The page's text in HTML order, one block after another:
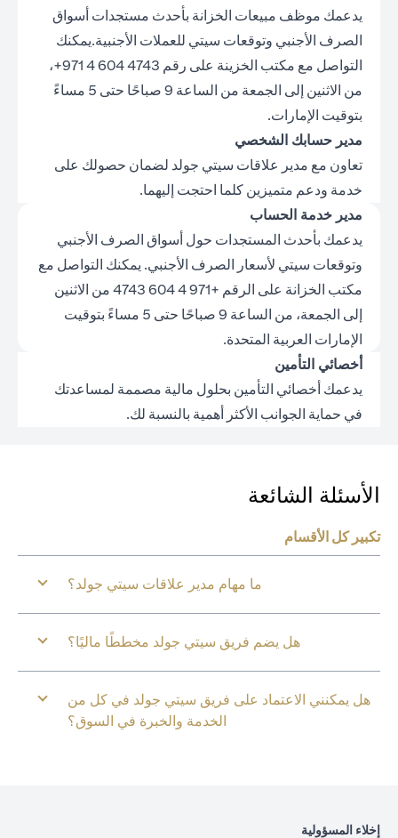
يدعمك موظف مبيعات الخزانة بأحدث مستجدات أسواق
الصرف الأجنبي وتوقعات سيتي للعملات الأجنبية.يمكنك
التواصل مع مكتب الخزينة على رقم 4743 604 4 971+،
من الاثنين إلى الجمعة من الساعة 9 صباحًا حتى 5 مساءً
بتوقيت الإمارات.
مدير حسابك الشخصي
تعاون مع مدير علاقات سيتي جولد لضمان حصولك على
خدمة ودعم متميزين كلما احتجت إليهما.
مدير خدمة الحساب
يدعمك بأحدث المستجدات حول أسواق الصرف الأجنبي
وتوقعات سيتي لأسعار الصرف الأجنبي. يمكنك التواصل مع
مكتب الخزانة على الرقم +971 4 604 4743 من الاثنين
إلى الجمعة، من الساعة 9 صباحًا حتى 5 مساءً بتوقيت
الإمارات العربية المتحدة.
أخصائي التأمين
يدعمك أخصائي التأمين بحلول مالية مصممة لمساعدتك
في حماية الجوانب الأكثر أهمية بالنسبة لك.
الأسئلة الشائعة
تكبير كل الأقسام
ما مهام مدير علاقات سيتي جولد؟
هل يضم فريق سيتي جولد مخططًا ماليًا؟
هل يمكنني الاعتماد على فريق سيتي جولد في كل من
الخدمة والخبرة في السوق؟
إخلاء المسؤولية